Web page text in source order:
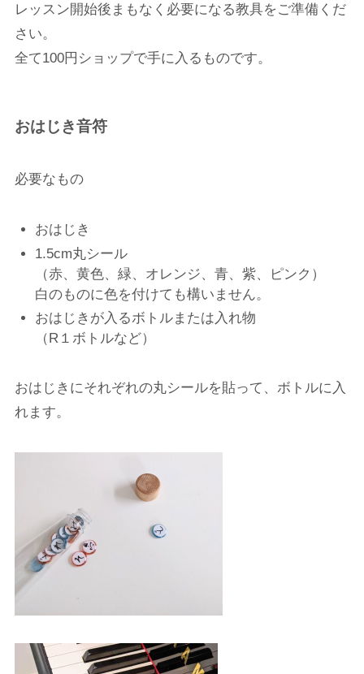
レッスン開始後まもなく必要になる教具をご準備くだ
さい。
全て100円ショップで手に入るものです。
おはじき音符
必要なもの
おはじき
1.5cm丸シール
（赤、黄色、緑、オレンジ、青、紫、ピンク）
白のものに色を付けても構いません。
おはじきが入るボトルまたは入れ物
（R１ボトルなど）
おはじきにそれぞれの丸シールを貼って、ボトルに入
れます。